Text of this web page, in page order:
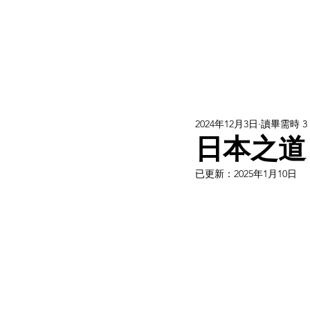
日本之
2024年12月3日 讀畢需時 3
已更新： 2025年1月10日